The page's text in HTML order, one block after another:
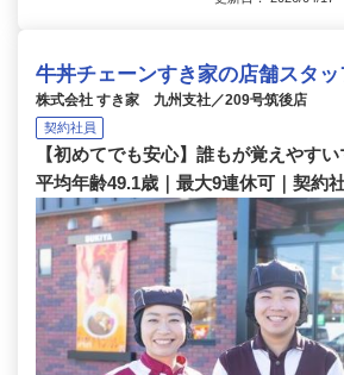
牛丼チェーンすき家の店舗スタ
株式会社 すき家 九州支社／209号筑後店
契約社員
【初めてでも安心】誰もが覚えやすい
平均年齢49.1歳｜最大9連休可｜契約